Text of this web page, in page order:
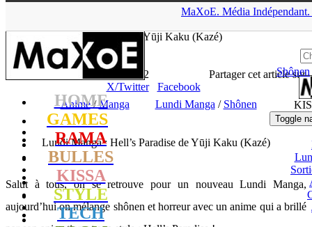
MaXoE. Média Indépendant.
HOME
GAMES
RAMA
BULLES
KISSA
STYLE
TECH
Shônen
Toggle
Paradise de Yūji Kaku (Kazé)
- 22.09.25, 16:02
Partager cet article sur
X/Twitter
Facebook
Anime/Manga Lundi Manga / Shônen
Lundi Manga : Hell’s Paradise de Yūji Kaku (Kazé)
Salut à tous, on se retrouve pour un nouveau Lundi Manga,
aujourd’hui on mélange shônen et horreur avec un anime qui a brillé